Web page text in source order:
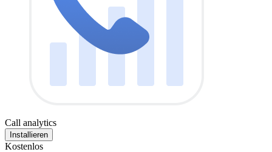
Call analytics
Installieren
Kostenlos